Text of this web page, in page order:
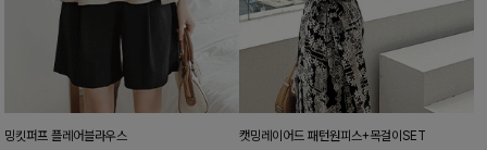
밍킷퍼프 플레어블라우스 캣밍레이어드 패턴원피스+목걸이SET